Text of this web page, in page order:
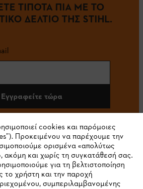
ΤΙΠΟΤΑ ΠΙΑ ΜΕ ΤΟ
ΔΕΛΤΙΟ ΤΗΣ STIHL.
Εγγραφείτε τώρα
#STIHL
cookies και παρόμοιες
Προκειμένου να παρέχουμε την
ορισμένα «απολύτως
ακόμη και χωρίς τη συγκατάθεσή σας.
για τη βελτιστοποίηση
το χρήστη και την παροχή
συμπεριλαμβανομένης